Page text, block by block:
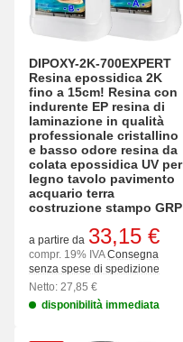
DIPOXY-2K-700EXPERT
Resina epossidica 2K
fino a 15cm! Resina con
indurente EP resina di
laminazione in qualità
professionale cristallino
e basso odore resina da
colata epossidica UV per
legno tavolo pavimento
acquario terra
costruzione stampo GRP
a partire da 33,15 €
compr. 19% IVAConsegna
senza spese di spedizione
Netto: 27,85 €
disponibilità immediata